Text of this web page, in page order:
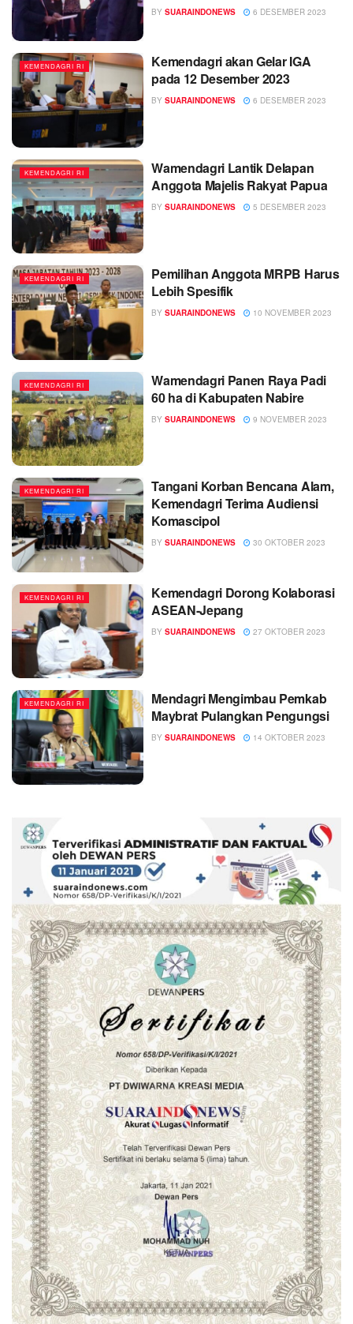
BY SUARAINDONEWS 6 DESEMBER 2023
KEMENDAGRI RI
Kemendagri akan Gelar IGA
pada 12 Desember 2023
BY SUARAINDONEWS 6 DESEMBER 2023
KEMENDAGRI RI
Wamendagri Lantik Delapan
Anggota Majelis Rakyat Papua
BY SUARAINDONEWS 5 DESEMBER 2023
KEMENDAGRI RI
Pemilihan Anggota MRPB Harus
Lebih Spesifik
BY SUARAINDONEWS 10 NOVEMBER 2023
KEMENDAGRI RI
Wamendagri Panen Raya Padi
60 ha di Kabupaten Nabire
BY SUARAINDONEWS 9 NOVEMBER 2023
KEMENDAGRI RI
Tangani Korban Bencana Alam,
Kemendagri Terima Audiensi
Komascipol
BY SUARAINDONEWS 30 OKTOBER 2023
KEMENDAGRI RI
Kemendagri Dorong Kolaborasi
ASEAN-Jepang
BY SUARAINDONEWS 27 OKTOBER 2023
KEMENDAGRI RI
Mendagri Mengimbau Pemkab
Maybrat Pulangkan Pengungsi
BY SUARAINDONEWS 14 OKTOBER 2023